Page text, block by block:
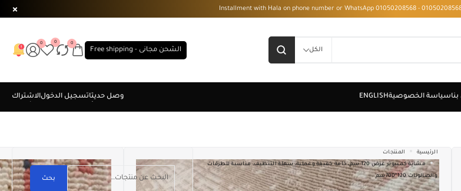
الكل الشحن مجانى - Free shipping
0
0
0
الرئيسية
المنتجات
مشاية كمبيوتر عرض 120 سم، خامة خفيفة وعملية، سهلة التنظيف، مناسبة للطرقات
والصالونات 120*700سم
بحث